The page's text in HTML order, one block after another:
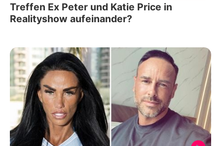
Treffen Ex Peter und Katie Price in
Realityshow aufeinander?